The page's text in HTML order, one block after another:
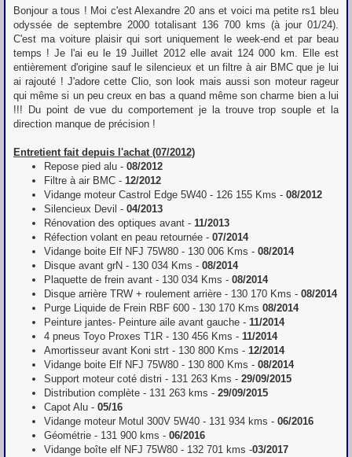
a
g
e
Bonjour a tous ! Moi c'est Alexandre 20 ans et voici ma petite rs1 bleu
odyssée de septembre 2000 totalisant 136 700 kms (à jour 01/24).
C'est ma voiture plaisir qui sort uniquement le week-end et par beau
temps ! Je l'ai eu le 19 Juillet 2012 elle avait 124 000 km. Elle est
entièrement d'origine sauf le silencieux et un filtre à air BMC que je lui
ai rajouté ! J'adore cette Clio, son look mais aussi son moteur rageur
qui même si un peu creux en bas a quand même son charme bien a lui
!!! Du point de vue du comportement je la trouve trop souple et la
direction manque de précision !
Entretient fait depuis l'achat (07/2012)
Repose pied alu - 08/2012
Filtre à air BMC - 12/2012
Vidange moteur Castrol Edge 5W40 - 126 155 Kms - 08/2012
Silencieux Devil - 04/2013
Rénovation des optiques avant - 11/2013
Réfection volant en peau retournée - 07/2014
Vidange boite Elf NFJ 75W80 - 130 006 Kms - 08/2014
Disque avant grN - 130 034 Kms - 08/2014
Plaquette de frein avant - 130 034 Kms - 08/2014
Disque arrière TRW + roulement arrière - 130 170 Kms - 08/2014
Purge Liquide de Frein RBF 600 - 130 170 Kms 08/2014
Peinture jantes- Peinture aile avant gauche - 11/2014
4 pneus Toyo Proxes T1R - 130 456 Kms - 11/2014
Amortisseur avant Koni strt - 130 800 Kms - 12/2014
Vidange boite Elf NFJ 75W80 - 130 800 Kms - 08/2014
Support moteur coté distri - 131 263 Kms - 29/09/2015
Distribution complète - 131 263 kms - 29/09/2015
Capot Alu - 05/16
Vidange moteur Motul 300V 5W40 - 131 934 kms - 06/2016
Géométrie - 131 900 kms - 06/2016
Vidange boîte elf NFJ 75W80 - 132 701 kms -03/2017